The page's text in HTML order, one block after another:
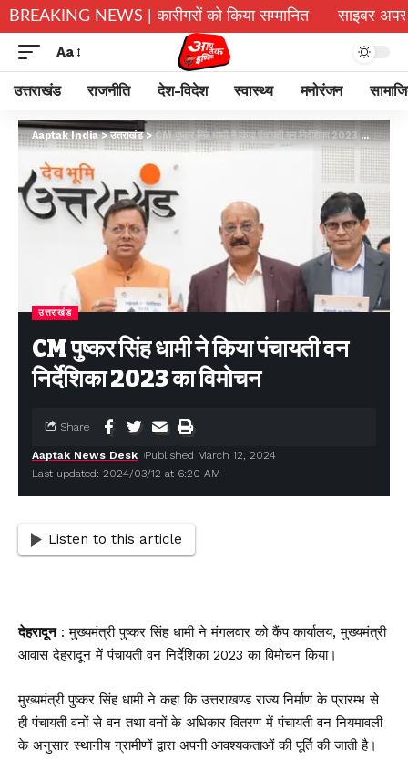
BREAKING NEWS |
और हस्तशिल्प कारीगरों को किया सम्मानित साइबर अपराध
Aa
उत्तराखंड राजनीति देश-विदेश स्वास्थ्य मनोरंजन
Aaptak India>उत्तराखंड>CM पुष्कर सिंह धामी ने किया पंचायती वन निर्देशिका 2023 का विमोचन
उत्तराखंड
CM पुष्कर सिंह धामी ने किया पंचायती वन
निर्देशिका 2023 का विमोचन
Last updated: 2024/03/12 at 6:20 AM
Aaptak News Desk Published March 12, 2024
Share
Listen to this article
देहरादून: मुख्यमंत्री पुष्कर सिंह धामी ने मंगलवार को कैंप कार्यालय, मुख्यमंत्री
आवास देहरादून में पंचायती वन निर्देशिका 2023 का विमोचन किया।
मुख्यमंत्री पुष्कर सिंह धामी ने कहा कि उत्तराखण्ड राज्य निर्माण के प्रारम्भ से
ही पंचायती वनों से वन तथा वनों के अधिकार वितरण में पंचायती वन नियमावली
के अनुसार स्थानीय ग्रामीणों द्वारा अपनी आवश्यकताओं की पूर्ति की जाती है।